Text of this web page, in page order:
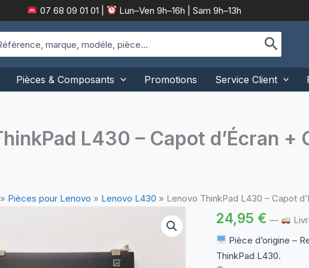
07 68 09 01 01 Lun–Ven 9h–16h | Sam 9h–13h
Pièces & Composants Promotions Service Client
L430 – Capot d’Écran +
» Pièces pour Lenovo » Lenovo L430 » Lenovo ThinkPad L430 – Capot
24,95 € —
Pièce d’origine –
ThinkPad L430.